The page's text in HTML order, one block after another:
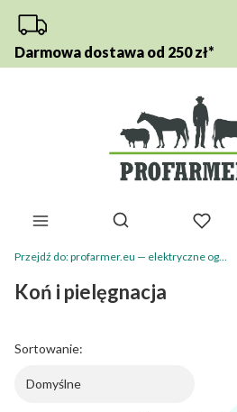
Darmowa dostawa od 250 zł*
Otwórz wyszukiwarkę
Przejdź do:profarmer.eu — elektryczne ogrodzenia, pastuchy i akcesoria dla koni
Koń i pielęgnacja
Sortowanie:
Domyślne